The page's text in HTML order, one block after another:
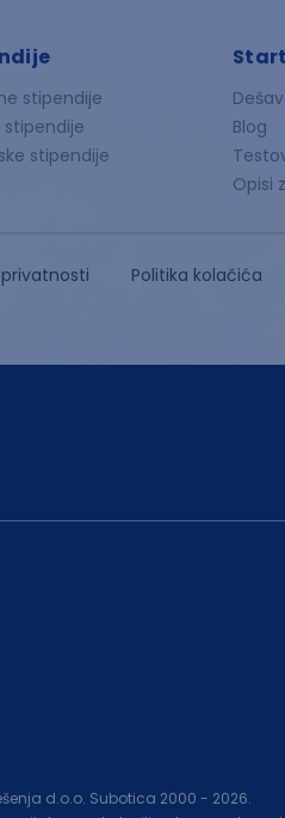
stipendije
stipendije
stipendije
Blog
Opisi
Politika kolačića
d.o.o. Subotica 2000 - 2026.